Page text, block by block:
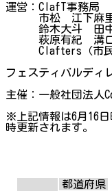
運営：ClafT事務局
市松 江下麻里
鈴木大斗 田中
萩原有紀 溝口の
Clafters（市民ボ
フェスティバルディ
主催：一般社団法人
※上記情報は6月16
時更新されます。
都道府県